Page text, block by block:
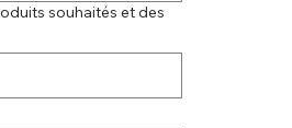
souhaités et des